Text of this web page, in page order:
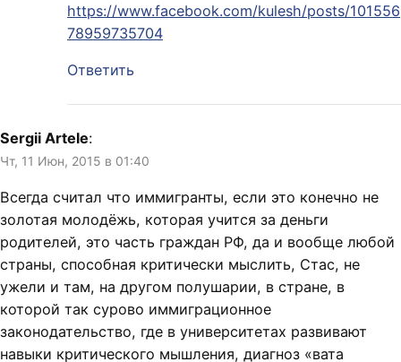
https://www.facebook.com/kulesh/posts/101556
78959735704
Ответить
Sergii Artele:
Чт, 11 Июн, 2015 в 01:40
Всегда считал что иммигранты, если это конечно не
золотая молодёжь, которая учится за деньги
родителей, это часть граждан РФ, да и вообще любой
страны, способная критически мыслить, Стас, не
ужели и там, на другом полушарии, в стране, в
которой так сурово иммиграционное
законодательство, где в университетах развивают
навыки критического мышления, диагноз «вата